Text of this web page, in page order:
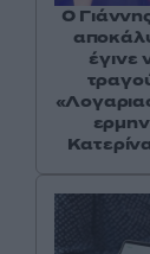
Ο
έγινε